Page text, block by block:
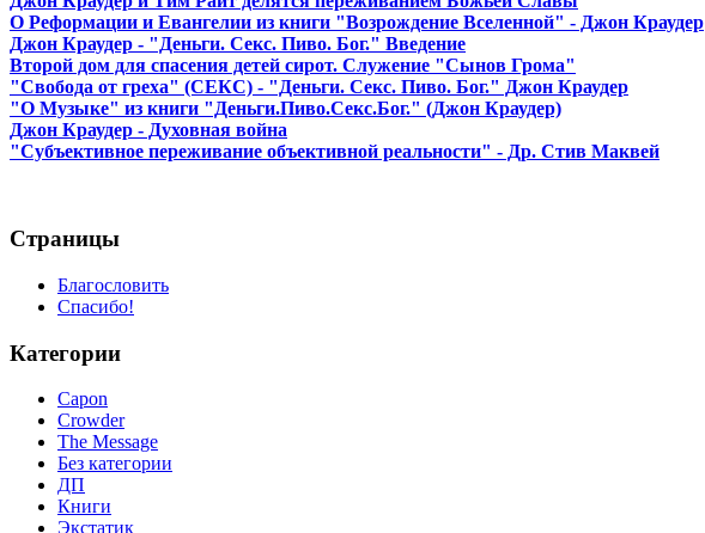
О Реформации и Евангелии из книги "Возрождение Вселенной" - Джон Краудер
Джон Краудер - "Деньги. Секс. Пиво. Бог." Введение
Второй дом для спасения детей сирот. Служение "Сынов Грома"
"Cвобода от греха" (СЕКС) - "Деньги. Секс. Пиво. Бог." Джон Краудер
"О Музыке" из книги "Деньги.Пиво.Секс.Бог." (Джон Краудер)
Джон Краудер - Духовная война
"Субъективное переживание объективной реальности" - Др. Стив Маквей
Страницы
Благословить
Спасибо!
Категории
Capon
Crowder
The Message
Без категории
ДП
Книги
Экстатик